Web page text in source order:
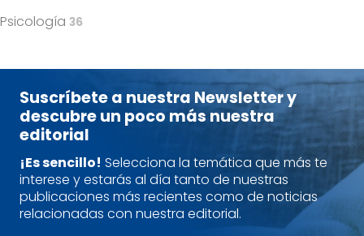
Psicología 36
Suscríbete a nuestra Newsletter y
descubre un poco más nuestra
editorial
¡Es sencillo! Selecciona la temática que más te
interese y estarás al día tanto de nuestras
publicaciones más recientes como de noticias
relacionadas con nuestra editorial.